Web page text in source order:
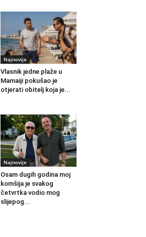
Najnovije
Vlasnik jedne plaže u
Mamaiji pokušao je
otjerati obitelj koja je...
Najnovije
Osam dugih godina moj
komšija je svakog
četvrtka vodio mog
slijepog...